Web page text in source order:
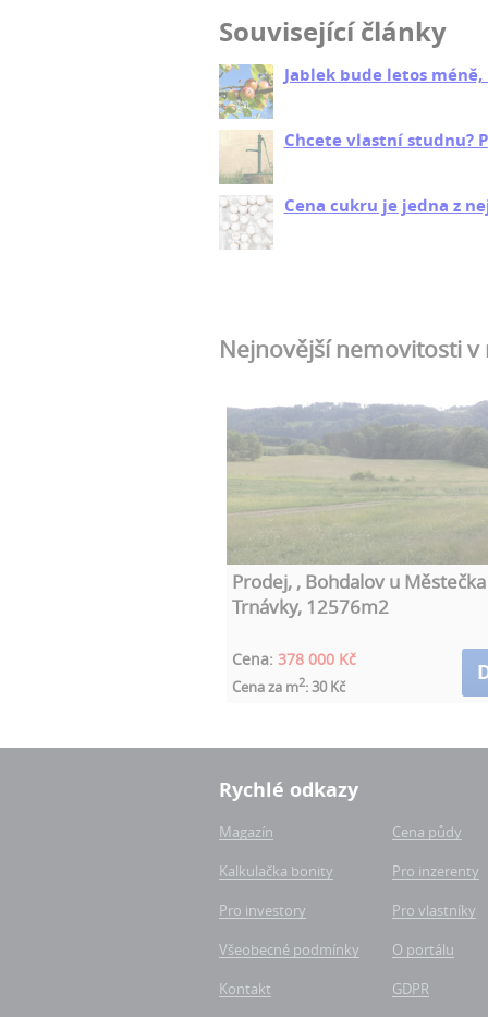
Související články
Jablek bude letos
Chcete vlastní studnu?
Cena cukru je jedna z
Nejnovější nemovitosti v
Prodej, , Bohdalov u Městečka
Trnávky, 12576m2
Cena: 378 000 Kč
Cena za m2: 30 Kč
Rychlé odkazy
Magazín
Cena půdy
Kalkulačka bonity
Pro inzerenty
Pro investory
Pro vlastníky
Všeobecné podmínky
O portálu
Kontakt
GDPR